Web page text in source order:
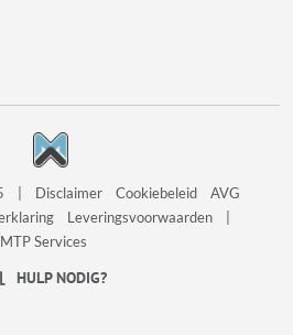
Disclaimer Cookiebeleid
AVG
Leveringsvoorwaarden
Services
HULP NODIG?